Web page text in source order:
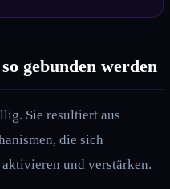
gebunden werden
Sie resultiert aus
die sich
und verstärken.